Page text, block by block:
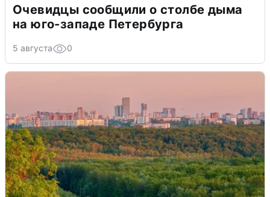
Очевидцы сообщили о столбе дыма
на юго-западе Петербурга
5 августа 0